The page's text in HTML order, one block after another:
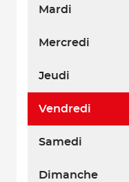
Mardi
Mercredi
Jeudi
Vendredi
Samedi
Dimanche